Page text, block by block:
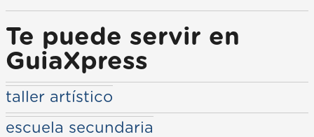
Te puede servir en
GuiaXpress
taller artístico
escuela secundaria